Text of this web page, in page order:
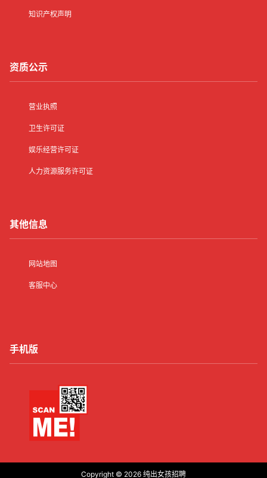
知识产权声明
资质公示
营业执照
卫生许可证
娱乐经营许可证
人力资源服务许可证
其他信息
网站地图
客服中心
手机版
Copyright © 2026 纯出女孩招聘